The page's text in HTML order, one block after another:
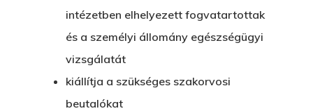
intézetben elhelyezett fogvatartottak
és a személyi állomány egészségügyi
vizsgálatát
kiállítja a szükséges szakorvosi
beutalókat